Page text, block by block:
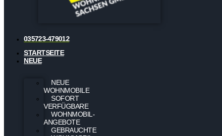
035723-479012
STARTSEITE
NEUE
NEUE
WOHNMOBILE
SOFORT
VERFÜGBARE
WOHNMOBIL-
ANGEBOTE
GEBRAUCHTE